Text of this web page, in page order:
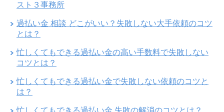
スト３事務所
過払い金 相談 どこがいい？失敗しない大手依頼のコツ
とは？
忙しくてもできる過払い金の高い手数料で失敗しない
コツとは？
忙しくてもできる過払い金で失敗しない依頼のコツと
は？